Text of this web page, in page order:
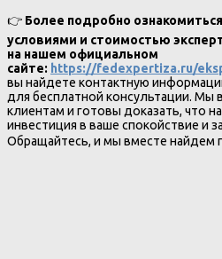
👉 Более подробно
условиями и стоимостью
на нашем официальном
сайте: https://fedexpertiza.ru/
вы найдете контактную
для бесплатной консультации. Мы
клиентам и готовы доказать, что
инвестиция в ваше спокойствие и
Обращайтесь, и мы вместе найдем